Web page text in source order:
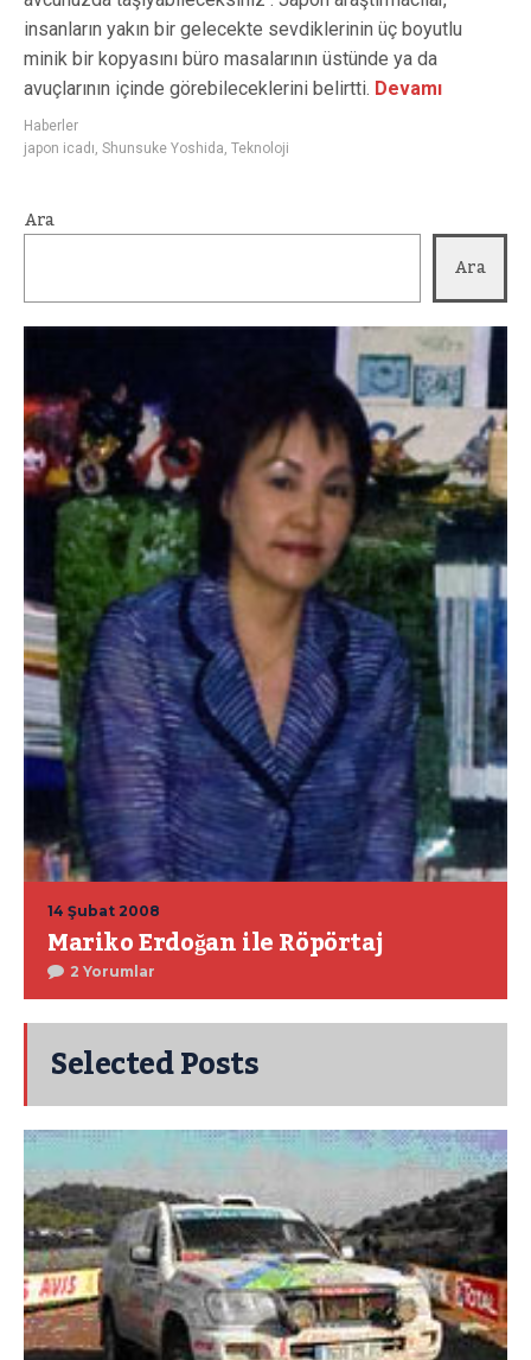
insanların yakın bir gelecekte sevdiklerinin üç boyutlu
minik bir kopyasını büro masalarının üstünde ya da
avuçlarının içinde görebileceklerini belirtti. Devamı
Haberler
japon icadı Shunsuke Yoshida Teknoloji
Ara
Ara
14 Şubat 2008
Mariko Erdoğan ile Röpörtaj
2 Yorumlar
Selected Posts